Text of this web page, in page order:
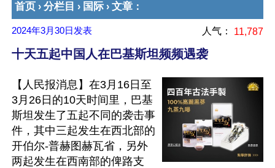
首页 › 分栏目 › 国际 › 文章 ：
2024年3月30日 发表 人气： 11,787
十天五起中国人在巴基斯坦频频遇袭
【人民报消息】在3月16日至
3月26日的10天时间里，巴基
斯坦发生了五起不同的袭击事
件，其中三起发生在西北部的
开伯尔-普赫图赫瓦省，另外
两起发生在西南部的俾路支